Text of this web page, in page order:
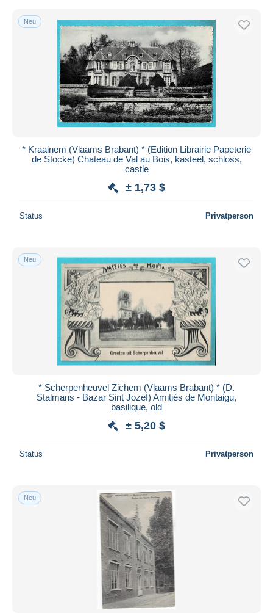
Neu
* Kraainem (Vlaams Brabant) * (Edition Librairie Papeterie
de Stocke) Chateau de Val au Bois, kasteel, schloss,
castle
± 1,73 $
Status Privatperson
Neu
* Scherpenheuvel Zichem (Vlaams Brabant) * (D.
Stalmans - Bazar Sint Jozef) Amitiés de Montaigu,
basilique, old
± 5,20 $
Status Privatperson
Neu